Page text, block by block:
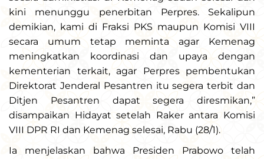
kini menunggu penerbitan Perpres. Sekalipun
demikian, kami di Fraksi PKS maupun Komisi VIII
secara umum tetap meminta agar Kemenag
meningkatkan koordinasi dan upaya dengan
kementerian terkait, agar Perpres pembentukan
Direktorat Jenderal Pesantren itu segera terbit dan
Ditjen Pesantren dapat segera diresmikan,”
disampaikan Hidayat setelah Raker antara Komisi
VIII DPR RI dan Kemenag selesai, Rabu (28/1).
Ia menjelaskan bahwa Presiden Prabowo telah